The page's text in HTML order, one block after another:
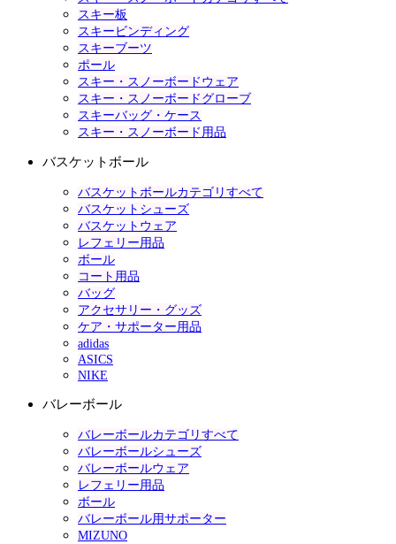
スキー板
スキービンディング
スキーブーツ
ポール
スキー・スノーボードウェア
スキー・スノーボードグローブ
スキーバッグ・ケース
スキー・スノーボード用品
バスケットボール
バスケットボールカテゴリすべて
バスケットシューズ
バスケットウェア
レフェリー用品
ボール
コート用品
バッグ
アクセサリー・グッズ
ケア・サポーター用品
adidas
ASICS
NIKE
バレーボール
バレーボールカテゴリすべて
バレーボールシューズ
バレーボールウェア
レフェリー用品
ボール
バレーボール用サポーター
MIZUNO